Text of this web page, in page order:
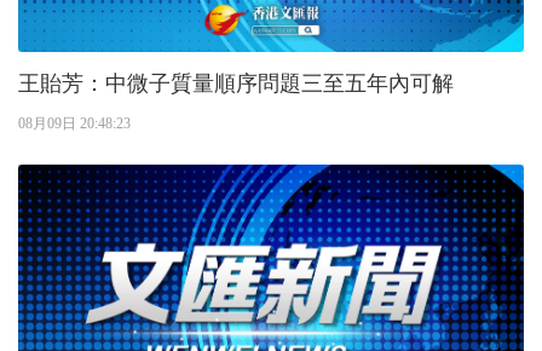
王貽芳：中微子質量順序問題三至五年內可解
08月09日 20:48:23